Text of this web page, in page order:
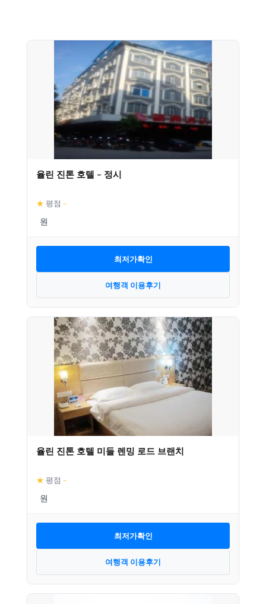
율린 진톤 호텔 – 정시
★ 평점 –
최저가확인
여행객 이용후기
율린 진톤 호텔 미들 렌밍 로드 브랜치
★ 평점 –
최저가확인
여행객 이용후기